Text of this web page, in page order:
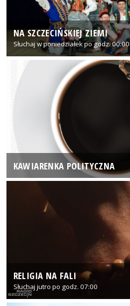
NA SZCZECIŃSKIEJ ZIEMI
Słuchaj w poniedziałek po godz. 00:00
KAWIARENKA POLITYCZNA
RELIGIA NA FALI
Słuchaj jutro po godz. 07:00